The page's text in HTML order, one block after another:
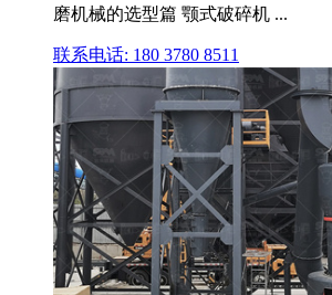
磨机械的选型篇 颚式破碎机 ...
联系电话: 180 3780 8511